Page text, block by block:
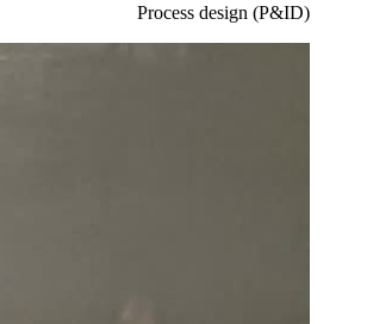
Process design (P&ID)